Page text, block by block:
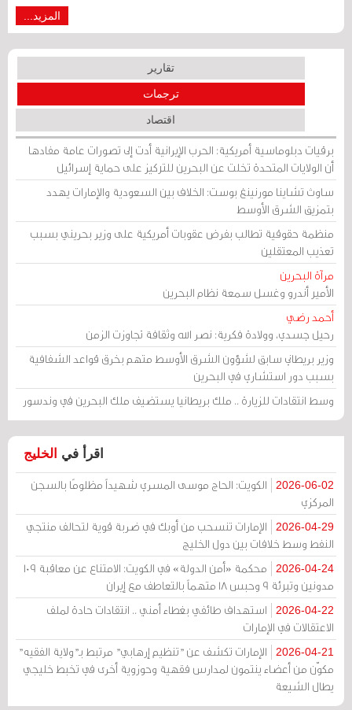
المزيد...
تقارير
ترجمات
اقتصاد
برقيات دبلوماسية أمريكية: الحرب الإيرانية أدت إلى تصورات عامة مفادها
أن الولايات المتحدة تخلت عن البحرين للتركيز على حماية إسرائيل
ساوث تشاينا مورنينغ بوست: الخلاف بين السعودية والإمارات يهدد
بتمزيق الشرق الأوسط
منظمة حقوقية تطالب بفرض عقوبات أمريكية على وزير بحريني بسبب
تعذيب المعتقلين
مرآة البحرين
الأمير أندرو وغسل سمعة نظام البحرين
أحمد رضي
رحيل جسدي، وولادة فكرية: نصر الله وثقافة تجاوزت الزمن
وزير بريطاني سابق لشؤون الشرق الأوسط متهم بخرق قواعد الشفافية
بسبب دور استشاري في البحرين
وسط انتقادات للزيارة .. ملك بريطانيا يستضيف ملك البحرين في وندسور
اقرأ في الخليج
2026-06-02
الكويت: الحاج موسى المسري شهيداً مظلومًا بالسجن
المركزي
2026-04-29
الإمارات تنسحب من أوبك في ضربة قوية لتحالف منتجي
النفط وسط خلافات بين دول الخليج
2026-04-24
محكمة «أمن الدولة» في الكويت: الامتناع عن معاقبة 109
مدونين وتبرئة 9 وحبس 18 متهماً بالتعاطف مع إيران
2026-04-22
استهداف طائفي بغطاء أمني .. انتقادات حادة لملف
الاعتقالات في الإمارات
2026-04-21
الإمارات تكشف عن "تنظيم إرهابي" مرتبط بـ"ولاية الفقيه"
مكوّن من أعضاء ينتمون لمدارس فقهية وحوزوية أخرى في تخبط خليجي
يطال الشيعة